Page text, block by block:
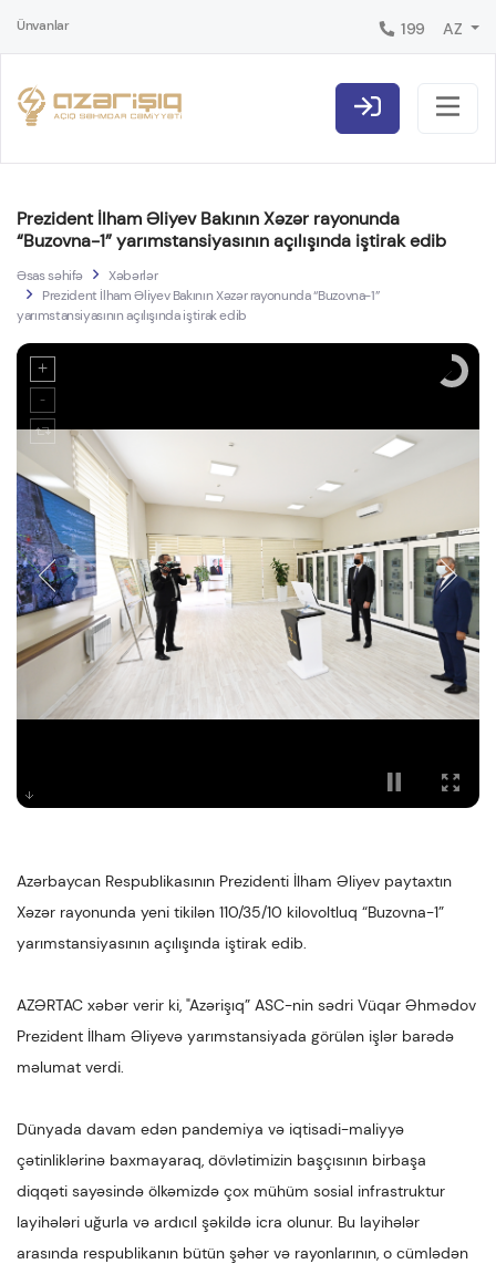
Ünvanlar 199 AZ
Prezident İlham Əliyev Bakının Xəzər rayonunda
“Buzovna-1” yarımstansiyasının açılışında iştirak edib
Əsas səhifə
Xəbərlər
Prezident İlham Əliyev Bakının Xəzər rayonunda “Buzovna-1”
yarımstansiyasının açılışında iştirak edib
Azərbaycan Respublikasının Prezidenti İlham Əliyev paytaxtın
Xəzər rayonunda yeni tikilən 110/35/10 kilovoltluq “Buzovna-1”
yarımstansiyasının açılışında iştirak edib.
AZƏRTAC xəbər verir ki, "Azərişıq” ASC-nin sədri Vüqar Əhmədov
Prezident İlham Əliyevə yarımstansiyada görülən işlər barədə
məlumat verdi.
Dünyada davam edən pandemiya və iqtisadi-maliyyə
çətinliklərinə baxmayaraq, dövlətimizin başçısının birbaşa
diqqəti sayəsində ölkəmizdə çox mühüm sosial infrastruktur
layihələri uğurla və ardıcıl şəkildə icra olunur. Bu layihələr
arasında respublikanın bütün şəhər və rayonlarının, o cümlədən